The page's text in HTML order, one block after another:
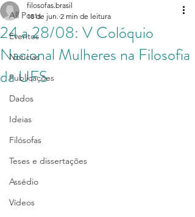
All Posts
Eventos
Notícias
Publicações
Dados
Ideias
Filósofas
Teses e dissertações
Assédio
Vídeos
24 a 28/08: V Colóquio
Nacional Mulheres na Filosofia
da UFS
filosofas.brasil
18 de jun. 2 min de leitura